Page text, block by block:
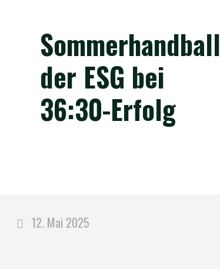
Sommerhandball
der ESG bei
36:30-Erfolg
12. Mai 2025